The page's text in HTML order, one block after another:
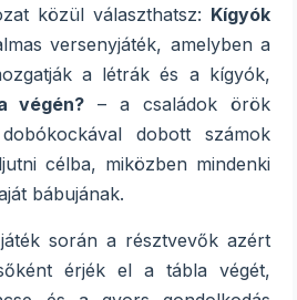
közül választhatsz: Kígyók
versenyjáték, amelyben a
a létrák és a kígyók,
végén? – a családok örök
dobott számok
célba, miközben mindenki
bábujának.
során a résztvevők azért
érjék el a tábla végét,